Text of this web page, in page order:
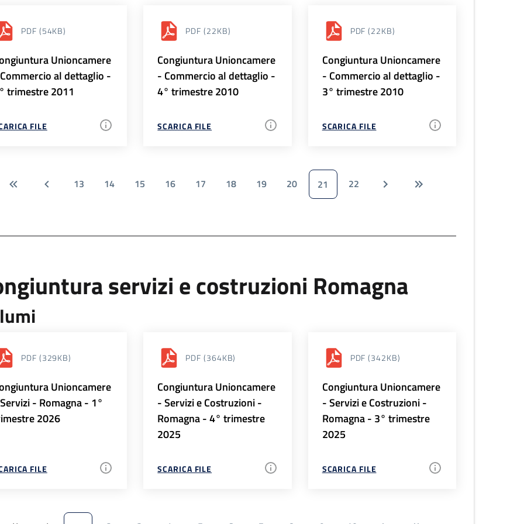
PDF (54KB)
Unioncamere
al dettaglio -
trimestre 2011
FILE
PDF (22KB)
Congiuntura Unioncamere
- Commercio al dettaglio -
4° trimestre 2010
SCARICA FILE
PDF (22KB)
Congiuntura Unioncamere
- Commercio al dettaglio -
3° trimestre 2010
SCARICA FILE
13 14 15 16 17 18 19 20 21 22
servizi e costruzioni Romagna
PDF (329KB)
Unioncamere
- Romagna - 1°
2026
FILE
PDF (364KB)
Congiuntura Unioncamere
- Servizi e Costruzioni -
Romagna - 4° trimestre
2025
SCARICA FILE
PDF (342KB)
Congiuntura Unioncamere
- Servizi e Costruzioni -
Romagna - 3° trimestre
2025
SCARICA FILE